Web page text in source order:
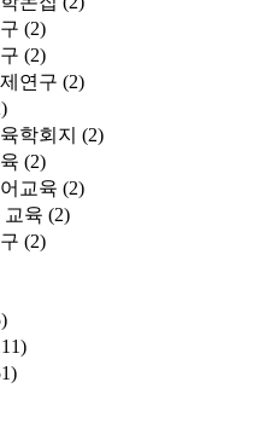
(2)
(2)
연구 (2)
학회지 (2)
(2)
교육 (2)
교육 (2)
(2)